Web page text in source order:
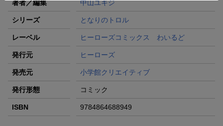
著者／編集 中山ユキジ
シリーズ となりのトロル
レーベル ヒーローズコミックス わいるど
発行元 ヒーローズ
発売元 小学館クリエイティブ
発行形態 コミック
ISBN 9784864688949